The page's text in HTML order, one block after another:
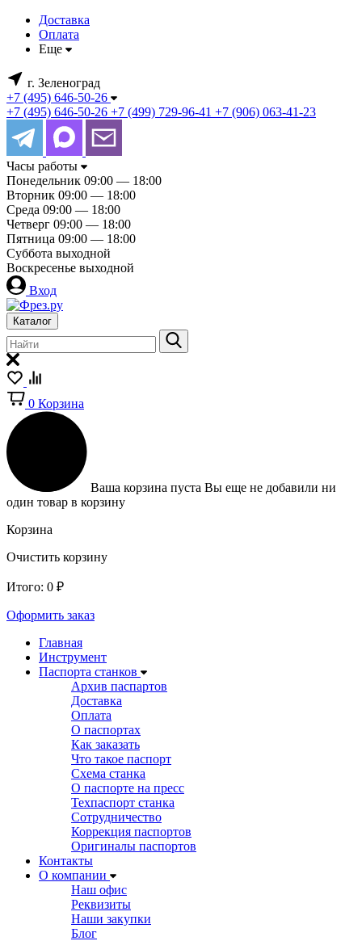
Доставка
Оплата
Еще
г. Зеленоград
+7 (495) 646-50-26
+7 (495) 646-50-26 +7 (499) 729-96-41 +7 (906) 063-41-23
Часы работы
Понедельник 09:00 — 18:00
Вторник 09:00 — 18:00
Среда 09:00 — 18:00
Четверг 09:00 — 18:00
Пятница 09:00 — 18:00
Суббота выходной
Воскресенье выходной
Вход
Каталог
0 Корзина
Ваша корзина пуста Вы еще не добавили ни
один товар в корзину
Корзина
Очистить корзину
Итого: 0 ₽
Оформить заказ
Главная
Инструмент
Паспорта станков
Архив паспартов
Доставка
Оплата
О паспортах
Как заказать
Что такое паспорт
Схема станка
О паспорте на пресс
Техпаспорт станка
Сотрудничество
Коррекция паспортов
Оригиналы паспортов
Контакты
О компании
Наш офис
Реквизиты
Наши закупки
Блог